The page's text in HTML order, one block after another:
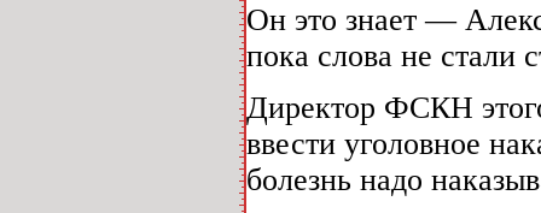
Он это знает —
пока слова не стали
Директор ФСКН
ввести уголовное
болезнь надо